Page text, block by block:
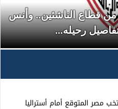
4 لاعبين من قطاع الناشئين.. وأنس
رحيله...
مصر المتوقع أمام أستراليا